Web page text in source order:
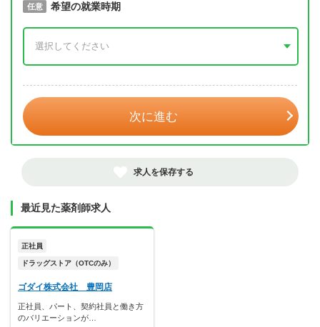
必須 取得予定年
任意 希望の就業時期
次に進む
求人を保存する
最近見た薬剤師求人
正社員
ドラッグストア（OTCのみ）
ゴダイ株式会社 豊岡店
正社員、パート、契約社員と働き方
のバリエーションが…